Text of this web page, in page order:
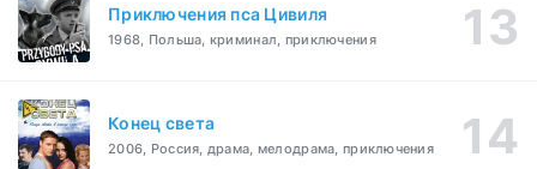
Приключения пса Цивиля
1968, Польша, криминал, приключения
Конец света
2006, Россия, драма, мелодрама, приключения